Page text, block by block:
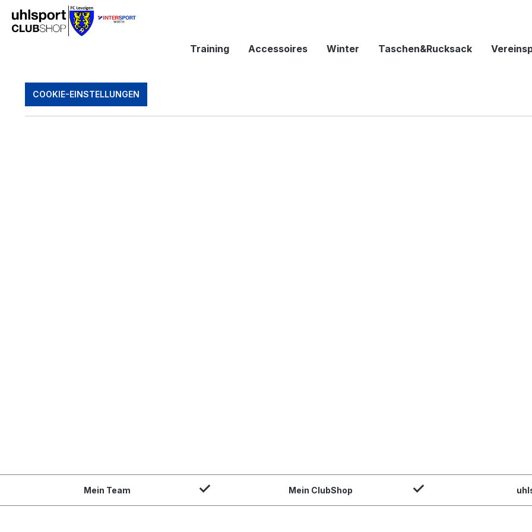
Zur Hauptnavigation springen
Training Accessoires Winter Taschen&Rucksack
COOKIE-EINSTELLUNGEN
Mein Team Mein ClubShop